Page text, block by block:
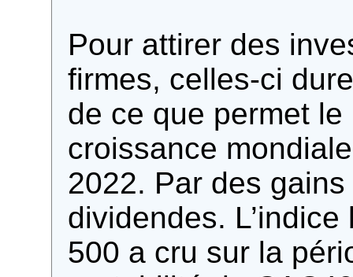
Pour attirer des
firmes, celles-ci
de ce que permet
croissance
2022. Par des
dividendes.
500 a cru sur la